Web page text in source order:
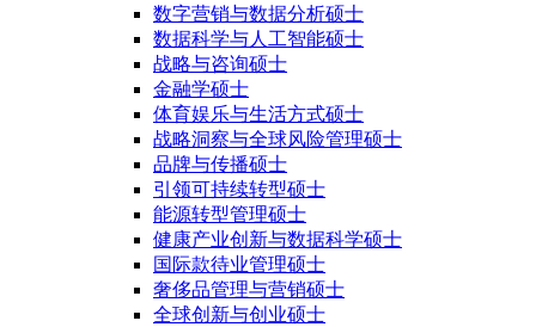
数字营销与数据分析硕士
数据科学与人工智能硕士
战略与咨询硕士
金融学硕士
体育娱乐与生活方式硕士
战略洞察与全球风险管理硕士
品牌与传播硕士
引领可持续转型硕士
能源转型管理硕士
健康产业创新与数据科学硕士
国际款待业管理硕士
奢侈品管理与营销硕士
全球创新与创业硕士